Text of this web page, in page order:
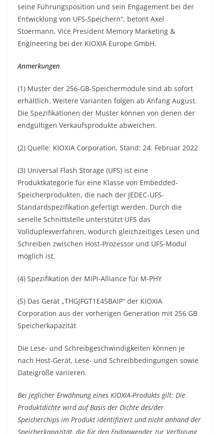
seine Führungsposition und sein Engagement bei der
Entwicklung von UFS-Speichern“, betont Axel
Stoermann, Vice President Memory Marketing &
Engineering bei der KIOXIA Europe GmbH.
Anmerkungen
(1) Muster der 256-GB-Speichermodule sind ab sofort
erhältlich. Weitere Varianten folgen ab Anfang August.
Die Spezifikationen der Muster können von denen der
endgültigen Verkaufsprodukte abweichen.
(2) Quelle: KIOXIA Corporation, Stand: 24. Februar 2022
(3) Universal Flash Storage (UFS) ist eine
Produktkategorie für eine Klasse von Embedded-
Speicherprodukten, die nach der JEDEC-UFS-
Standardspezifikation gefertigt werden. Durch die
serielle Schnittstelle unterstützt UFS das
Vollduplexverfahren, wodurch gleichzeitiges Lesen und
Schreiben zwischen Host-Prozessor und UFS-Modul
möglich ist.
(4) Spezifikation der MIPI-Alliance für M-PHY
(5) Das Gerät „THGJFGT1E45BAIP“ der KIOXIA
Corporation aus der vorherigen Generation mit 256 GB
Speicherkapazität
Die Lese- und Schreibgeschwindigkeiten können je
nach Host-Gerät, Lese- und Schreibbedingungen sowie
Dateigröße variieren.
Bei jeglicher Erwähnung eines KIOXIA-Produkts gilt: Die
Produktdichte wird auf Basis der Dichte des/der
Speicherchips im Produkt identifiziert und nicht anhand der
Speicherkapazität, die für den Endanwender zur Verfügung